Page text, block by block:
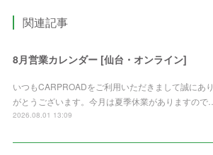
関連記事
8月営業カレンダー [仙台・オンライン]
いつもCARPROADをご利用いただきまして誠にあり
がとうございます。今月は夏季休業がありますので…
2026.08.01 13:09